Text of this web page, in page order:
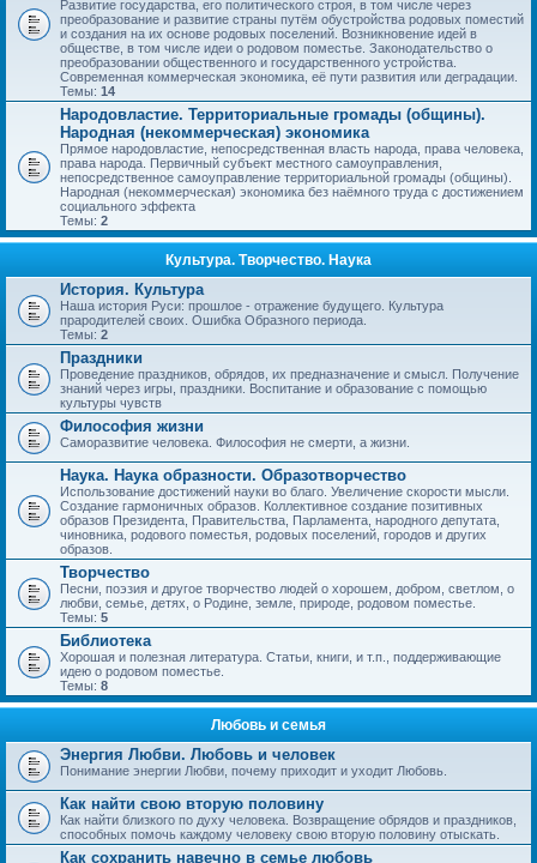
Развитие государства, его политического строя, в том числе через
преобразование и развитие страны путём обустройства родовых поместий
и создания на их основе родовых поселений. Возникновение идей в
обществе, в том числе идеи о родовом поместье. Законодательство о
преобразовании общественного и государственного устройства.
Современная коммерческая экономика, её пути развития или деградации.
Темы: 14
Народовластие. Территориальные громады (общины).
Народная (некоммерческая) экономика
Прямое народовластие, непосредственная власть народа, права человека,
права народа. Первичный субъект местного самоуправления,
непосредственное самоуправление территориальной громады (общины).
Народная (некоммерческая) экономика без наёмного труда с достижением
социального эффекта
Темы: 2
Культура. Творчество. Наука
История. Культура
Наша история Руси: прошлое - отражение будущего. Культура
прародителей своих. Ошибка Образного периода.
Темы: 2
Праздники
Проведение праздников, обрядов, их предназначение и смысл. Получение
знаний через игры, праздники. Воспитание и образование с помощью
культуры чувств
Философия жизни
Саморазвитие человека. Философия не смерти, а жизни.
Наука. Наука образности. Образотворчество
Использование достижений науки во благо. Увеличение скорости мысли.
Создание гармоничных образов. Коллективное создание позитивных
образов Президента, Правительства, Парламента, народного депутата,
чиновника, родового поместья, родовых поселений, городов и других
образов.
Творчество
Песни, поэзия и другое творчество людей о хорошем, добром, светлом, о
любви, семье, детях, о Родине, земле, природе, родовом поместье.
Темы: 5
Библиотека
Хорошая и полезная литература. Статьи, книги, и т.п., поддерживающие
идею о родовом поместье.
Темы: 8
Любовь и семья
Энергия Любви. Любовь и человек
Понимание энергии Любви, почему приходит и уходит Любовь.
Как найти свою вторую половину
Как найти близкого по духу человека. Возвращение обрядов и праздников,
способных помочь каждому человеку свою вторую половину отыскать.
Как сохранить навечно в семье любовь